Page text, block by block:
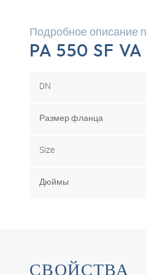
Подробное описание
PA 550 SF VA
DN
Размер фланца
Size
Дюймы
СВОЙСТВА